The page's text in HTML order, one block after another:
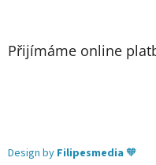
Přijímáme online
Design by Filipesmedia 🧡